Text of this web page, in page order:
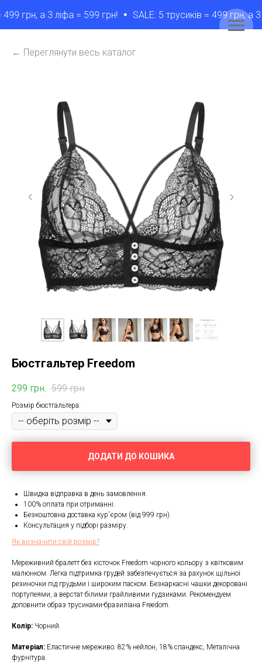
грн, а 3 лiфа = 599 грн! SALE: 5 трусикiв = 499 грн, а 3
← Переглянути весь каталог
Бюстгальтер Freedom
299 грн. 599 грн.
Розмір бюстгальтера:
ДОДАТИ ДО КОШИКА
Швидка відправка в день замовлення.
100% оплата при отриманні.
Безкоштовна доставка кур'єром (від 999 грн).
Консультация у підборі разміру.
Як визначити свій розмір?
Мереживний бралетт без кісточок Freedom чорного кольору з квітковим
малюнком. Легка підтримка грудей забезпечується за рахунок щільної
резиночки під грудьми і широким паском. Безкаркасні чашки декоровані
портупеями, а верстат білими грайливими гудзиками. Рекомендуем
доповнити образ трусиками-бразиліана Freedom.
Колір: Чорний.
Матеріал: Еластичне мереживо: 82% нейлон, 18% спандекс, Металічна
фурнітура.